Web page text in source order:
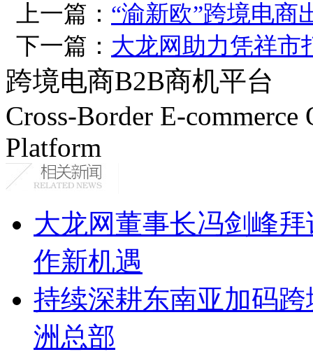
上一篇： “渝新欧”跨境电商
下一篇： 大龙网助力凭祥市
跨境电商B2B商机平台
Cross-Border E-
Platform
大龙网董事长冯剑峰
作新机遇
持续深耕东南亚加码
洲总部